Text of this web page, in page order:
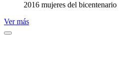
2016 mujeres del bicentenario
Ver más